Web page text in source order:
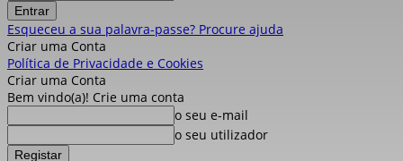
Esqueceu a sua palavra-passe? Procure ajuda
Criar uma Conta
Política de Privacidade e Cookies
Criar uma Conta
Bem vindo(a)! Crie uma conta
o seu e-mail
o seu utilizador